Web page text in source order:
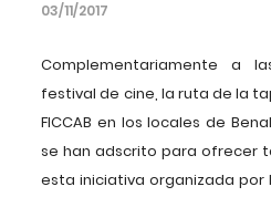
03/11/2017
Complementariamente a
festival de cine, la ruta de la
FICCAB en los locales de
se han adscrito para ofrecer
esta iniciativa organizada por